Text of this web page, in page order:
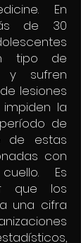
En
de 30
tipo de
y sufren
lesiones
la
de
de estas
con
Es
que los
una cifra